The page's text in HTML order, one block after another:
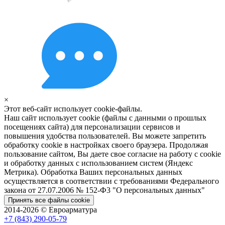
×
Этот веб-сайт использует cookie-файлы.
Наш сайт использует cookie (файлы с данными о прошлых
посещениях сайта) для персонализации сервисов и
повышения удобства пользователей. Вы можете запретить
обработку cookie в настройках своего браузера. Продолжая
пользование сайтом, Вы даете свое согласие на работу с cookie
и обработку данных с использованием систем (Яндекс
Метрика). Обработка Ваших персональных данных
осуществляется в соответствии с требованиями Федерального
закона от 27.07.2006 № 152-Ф3 "О персональных данных"
Принять все файлы cookie
2014-2026 © Евроарматура
+7 (843) 290-05-79